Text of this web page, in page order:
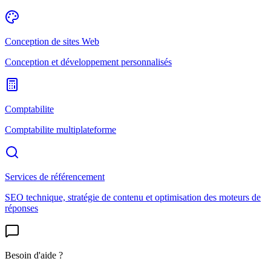
Conception de sites Web
Conception et développement personnalisés
Comptabilite
Comptabilite multiplateforme
Services de référencement
SEO technique, stratégie de contenu et optimisation des moteurs de
réponses
Besoin d'aide ?